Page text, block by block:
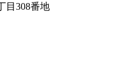
目308番地